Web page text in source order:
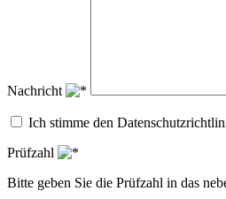
Nachricht
Ich stimme den
Prüfzahl
Bitte geben Sie die Prüfzahl in das